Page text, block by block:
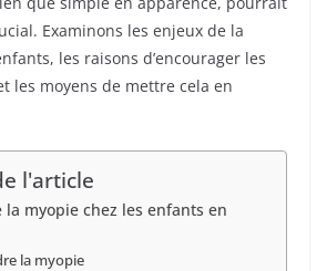
Examinons les enjeux de la
les raisons d’encourager les
les moyens de mettre cela en
l'article
la myopie chez les enfants en
la myopie